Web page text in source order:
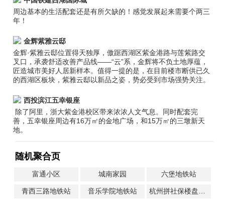
周边基本的生活配套还是有所欠缺的！感觉发展起来需要个两三
年！
金辉紫雅云邸
金辉·紫雅云邸位置得天独厚，傲踞西湖区紫金港路与莲紫路交
叉口，承袭舒适改善产品线——“云”系，金辉将不负土地厚蕴，
匠造城市美好人居新样本。值得一提的是，在目前楼市断供已久
的西湖区板块，紫雅云邸以新品之姿，势必受到市场强势关注。
西投滨江五幸银座
除了阿里，浙大紫金港校区带来浓浓人文气息。同时配套完
善，五幸银座周边有16万㎡的金地广场，和15万㎡的三墩新天
地。
随机聚合页
富通小区 城南家园 六堡地铁站
青西三路地铁站 音乐学院地铁站